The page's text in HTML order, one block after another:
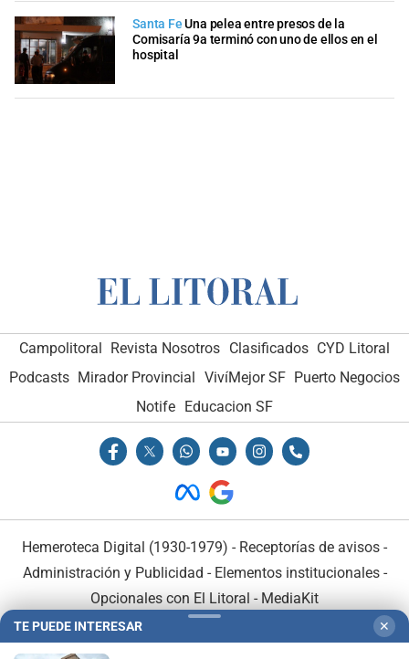
Santa Fe Una pelea entre presos de la
Comisaría 9a terminó con uno de ellos en el
hospital
Campolitoral Revista Nosotros Clasificados CYD Litoral
Podcasts Mirador Provincial VivíMejor SF Puerto Negocios
Notife
Educacion SF
Hemeroteca Digital (1930-1979) - Receptorías de avisos -
Administración y Publicidad - Elementos institucionales-
Opcionales con El Litoral - MediaKit
TE PUEDE INTERESAR ✕